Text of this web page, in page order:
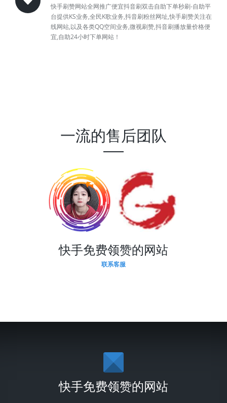
快手刷赞网站全网推广便宜抖音刷双击自助下单秒刷-自助平
台提供KS业务,全民K歌业务,抖音刷粉丝网址,快手刷赞关注在
线网站,以及各类QQ空间业务,微视刷赞,抖音刷播放量价格便
宜,自助24小时下单网站！
一流的售后团队
快手免费领赞的网站
联系客服
快手免费领赞的网站